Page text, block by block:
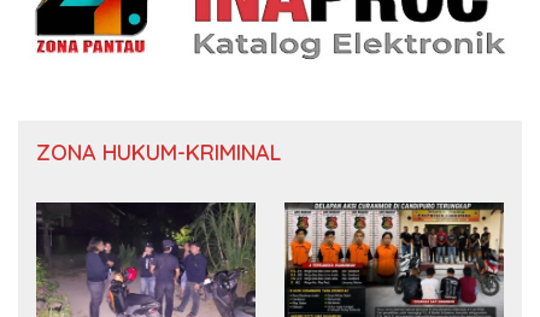
ZONA HUKUM-KRIMINAL